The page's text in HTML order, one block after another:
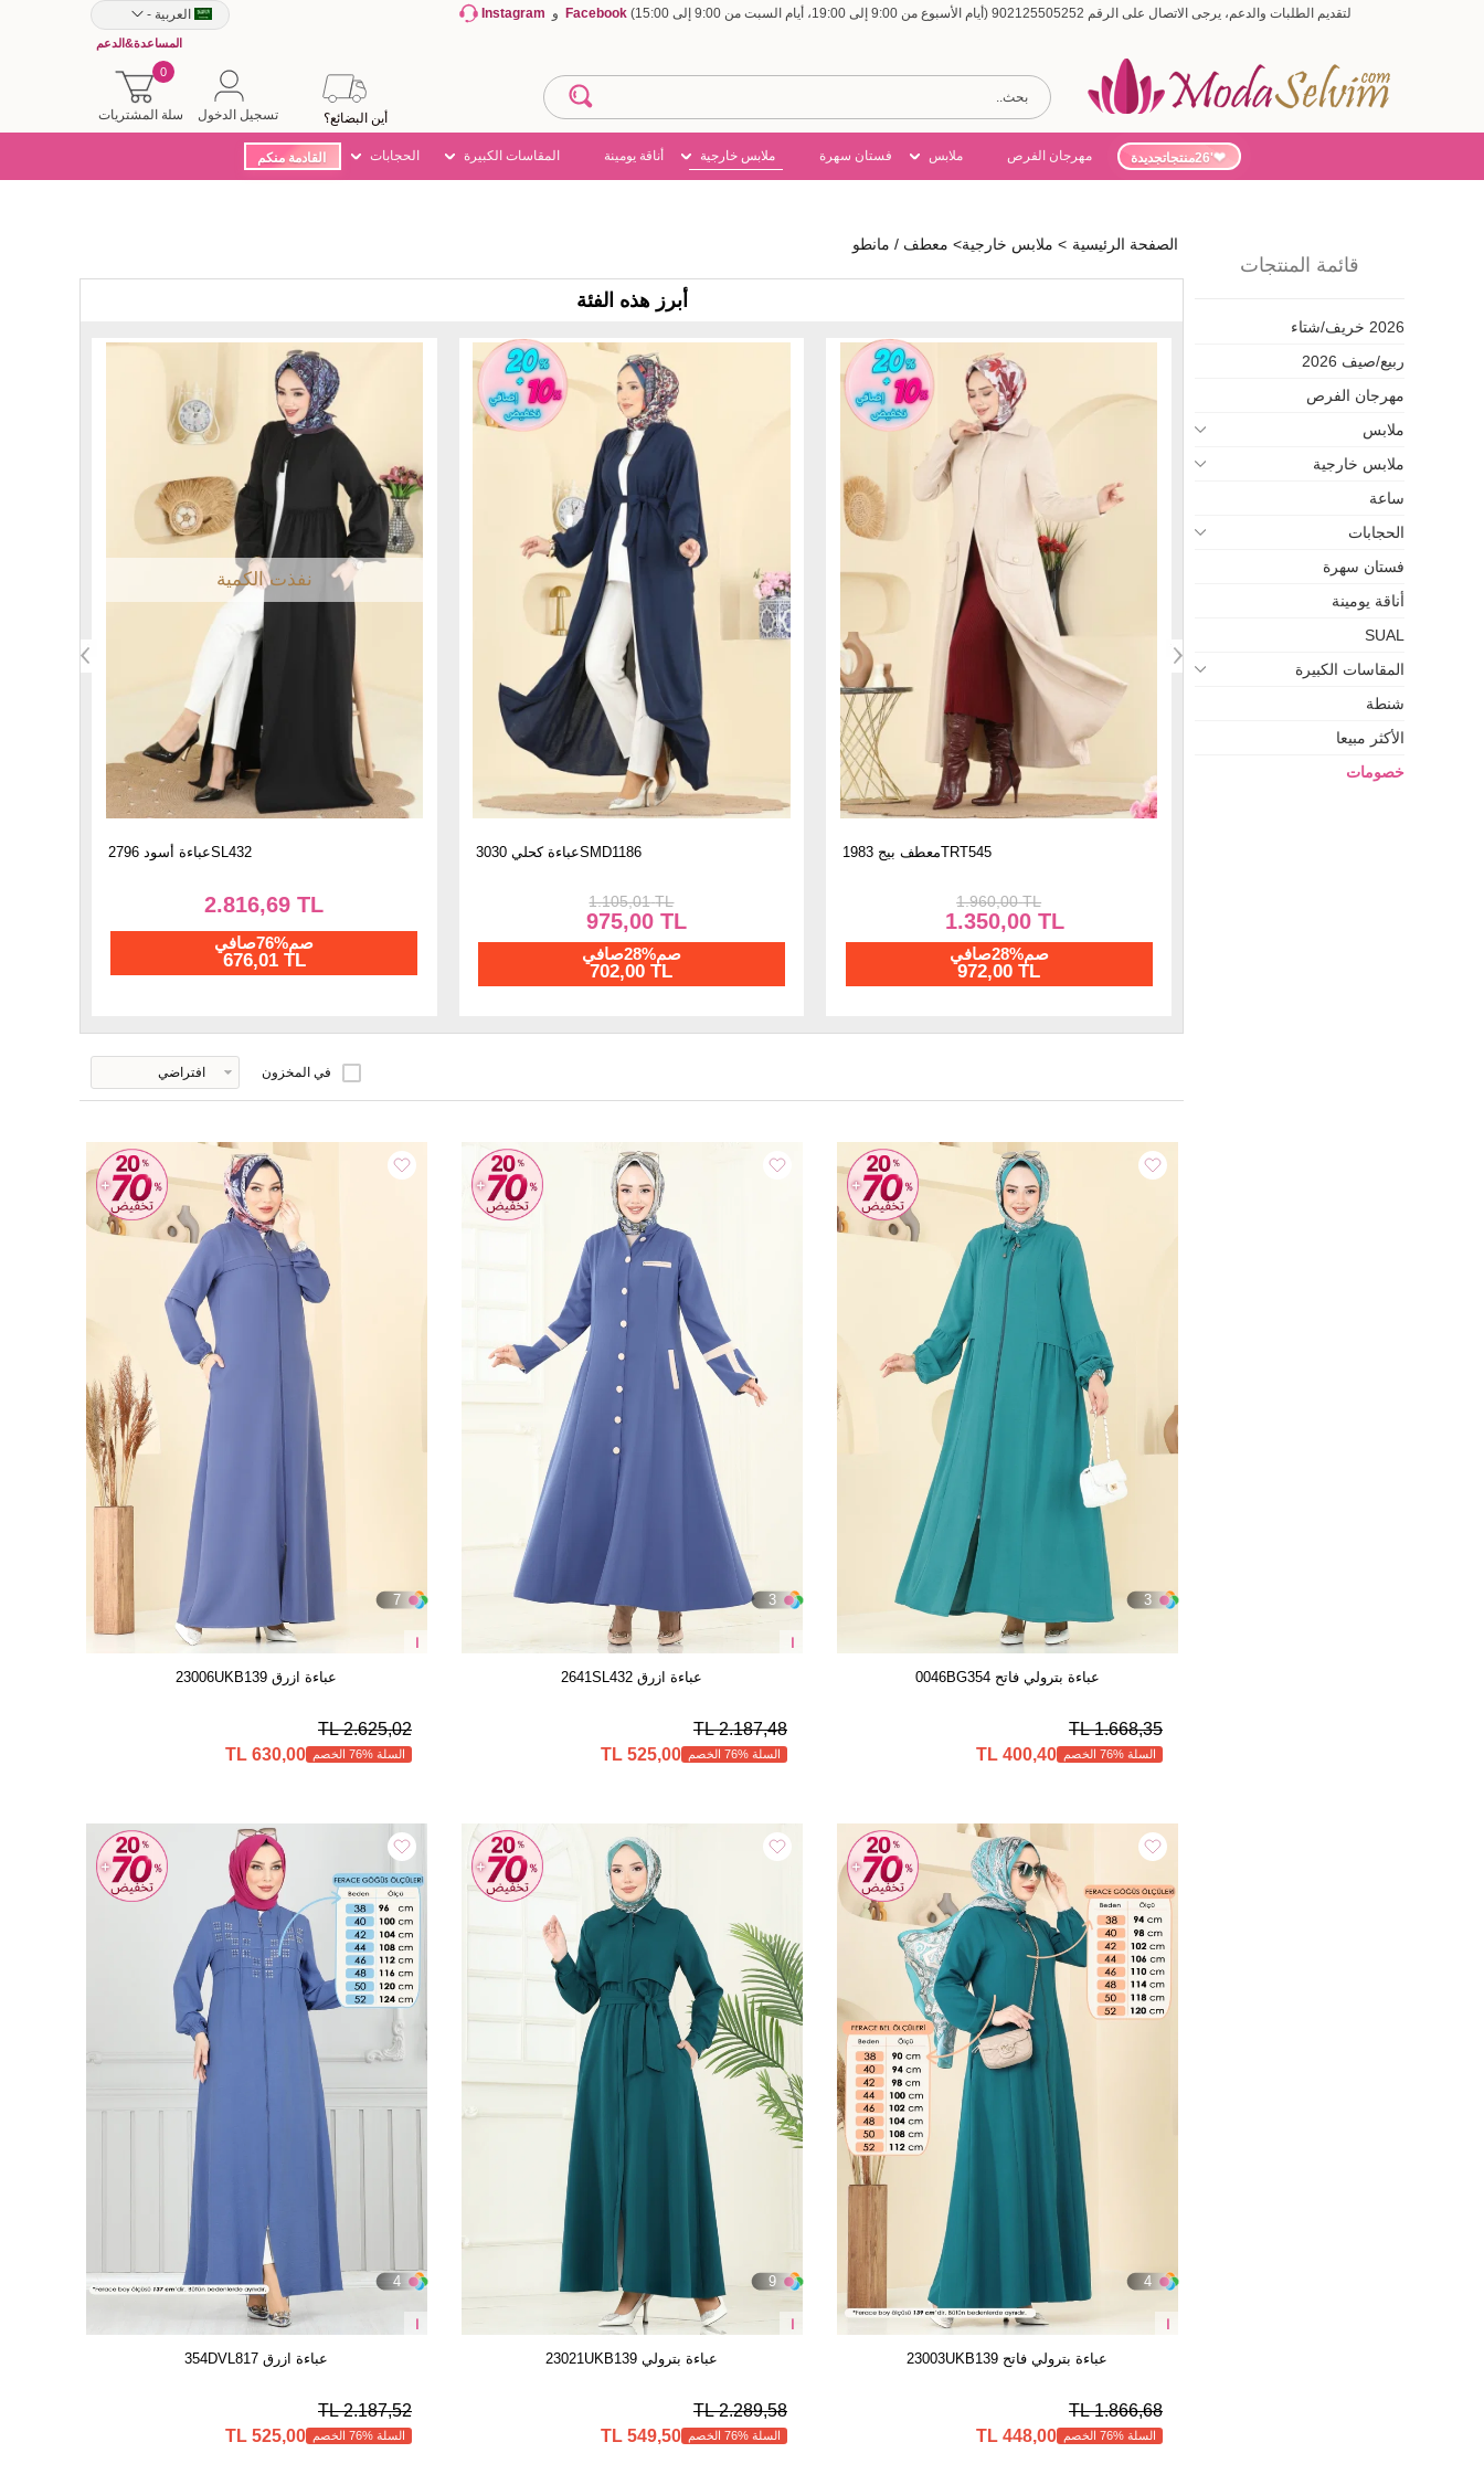
لتقديم الطلبات والدعم، يرجى الاتصال على الرقم 902125505252 (أيام الأسبوع من 9:00 إلى 19:00، أيام السبت من 9:00 إلى 15:00) Facebook و Instagram العربية -
المساعدة&الدعم
سلة المشتريات
0
تسجيل الدخول أين البضائع؟
'26منتجاتجديدة مهرجان الفرص ملابس فستان سهرة ملابس خارجية أناقة يومينة المقاسات الكبيرة الحجابات القادمة منكم
قائمة المنتجات
2026 خريف/شتاء
ربيع/صيف 2026
مهرجان الفرص
ملابس
ملابس خارجية
ساعة
الحجابات
فستان سهرة
أناقة يومينة
SUAL
المقاسات الكبيرة
شنطة
الأكثر مبيعا
خصومات
الصفحة الرئيسية > ملابس خارجية> معطف / مانطو
أبرز هذه الفئة
عباءة كحلي 3030SMD1186
1.105,01 TL
صم%28صافي
702,00 TL
معطف بيج 1983TRT545
1.960,00 TL
1.350,00 TL
صم%28صافي
972,00 TL
نفذت الكمية
عباءة اخضر عفني 5633ZNN863
2.708,35 TL
صم%76صافي
650,00 TL
في المخزون
3
عباءة بترولي فاتح 0046BG354
1.668,35 TL
السلة %76 الخصم 400,40 TL
3
عباءة ازرق 2641SL432
2.187,48 TL
السلة %76 الخصم 525,00 TL
7
عباءة ازرق 23006UKB139
2.625,02 TL
السلة %76 الخصم 630,00 TL
4
عباءة بترولي فاتح 23003UKB139
1.866,68 TL
السلة %76 الخصم 448,00 TL
9
عباءة بترولي 23021UKB139
2.289,58 TL
السلة %76 الخصم 549,50 TL
4
عباءة ازرق 354DVL817
2.187,52 TL
السلة %76 الخصم 525,00 TL